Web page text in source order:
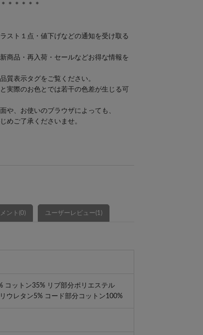
＊＊＊＊＊
スト１点・値下げなどの通知を受け取る
商品・再入荷・セールなどお得な情報を
質表示タグをご覧ください。
実際のお色とでは若干の色差が生じる可
や、お使いのブラウザによっても、
めご了承くださいませ。
ント(0) ユーザーレビュー(1)
コットン35% リブ部分ポリエステル
ウレタン5% コード部分コットン100%